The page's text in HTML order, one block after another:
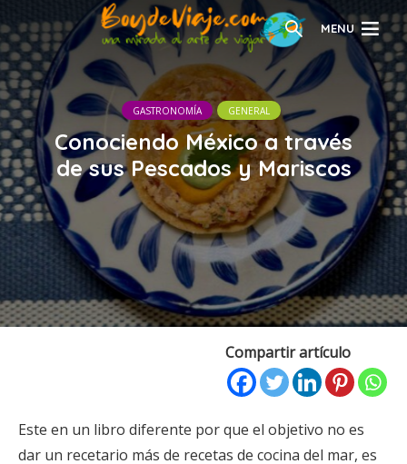
MENU
GASTRONOMÍA GENERAL
Conociendo México a través
de sus Pescados y Mariscos
Compartir artículo
Este en un libro diferente por que el objetivo no es
dar un recetario más de recetas de cocina del mar, es